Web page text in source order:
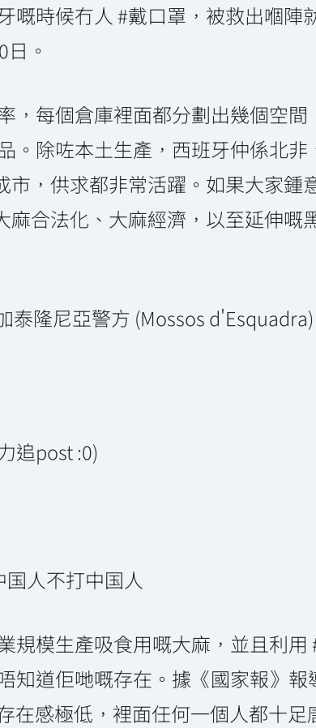
嘅時候冇人 #戴口罩，被救出嗰陣
。
，每個倉庫裡面都分劃出幾個空
。除咗本土生產，西班牙仲係北
市，供求都非常活躍。如果大家鍾
合法化、大麻經濟，以至延伸嘅
泰隆尼亞警方 (Mossos
追post :0)
人不打中国人
規模生產吸食用嘅大麻，並且利
知道佢哋嘅存在。據《國家報》
在感極低，裡面任何一個人都十